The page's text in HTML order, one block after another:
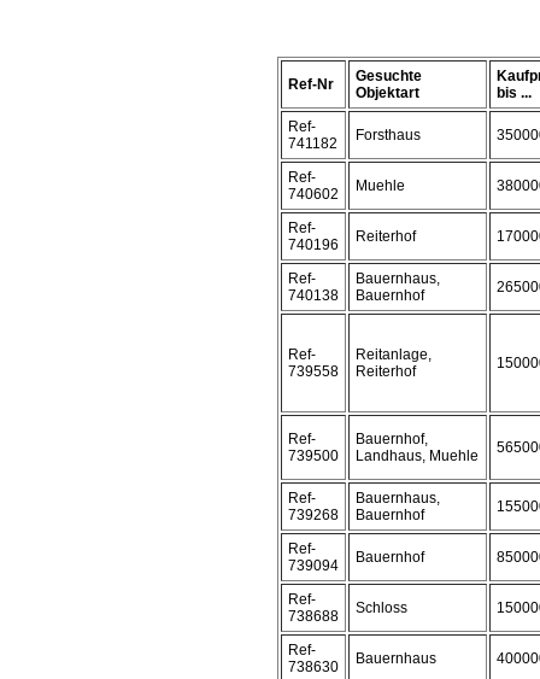
Ref-Nr
Gesuchte
Objektart
bis ...
Ref-
741182
Forsthaus
Ref-
740602
Muehle
Ref-
740196
Reiterhof
Ref-
740138
Bauernhaus,
Bauernhof
Ref-
739558
Reitanlage,
Reiterhof
Ref-
739500
Bauernhof,
Landhaus, Muehle
Ref-
739268
Bauernhaus,
Bauernhof
Ref-
739094
Bauernhof
Ref-
738688
Schloss
Ref-
738630
Bauernhaus